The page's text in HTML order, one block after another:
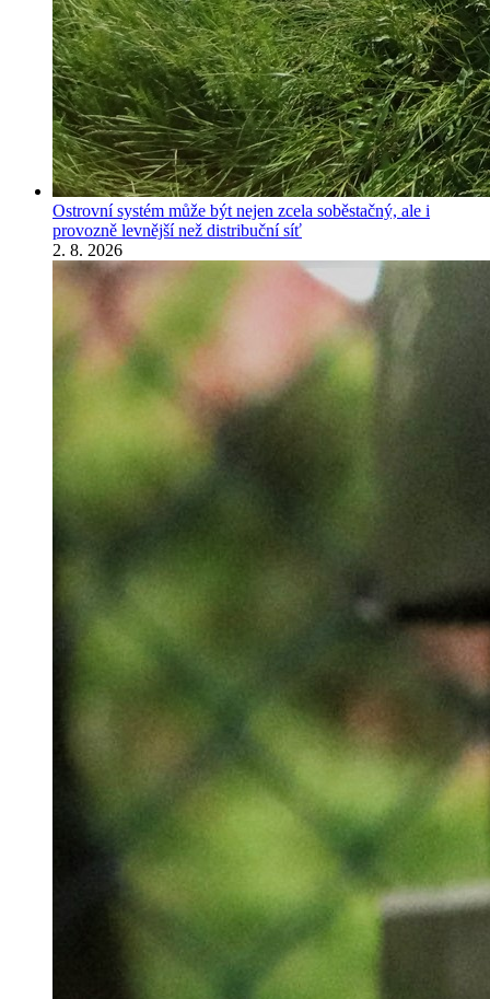
Ostrovní systém může být nejen zcela soběstačný, ale i
provozně levnější než distribuční síť
2. 8. 2026